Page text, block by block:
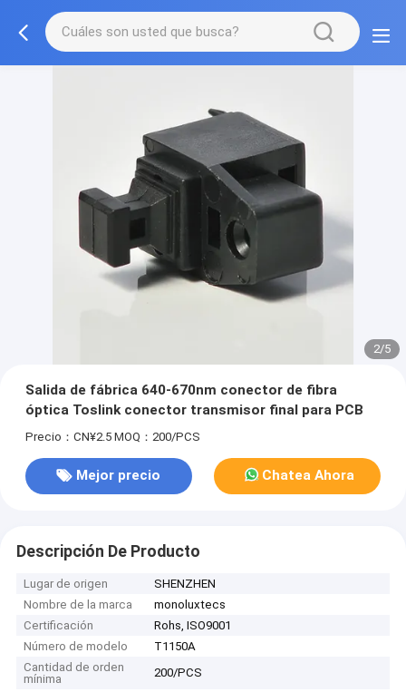
2/5
Salida de fábrica 640-670nm conector de fibra
óptica Toslink conector transmisor final para PCB
Precio：CN¥2.5 MOQ：200/PCS
Mejor precio Chatea Ahora
Descripción De Producto
Lugar de origen
SHENZHEN
Nombre de la marca
monoluxtecs
Certificación
Rohs, ISO9001
Número de modelo
T1150A
Cantidad de orden
mínima
200/PCS